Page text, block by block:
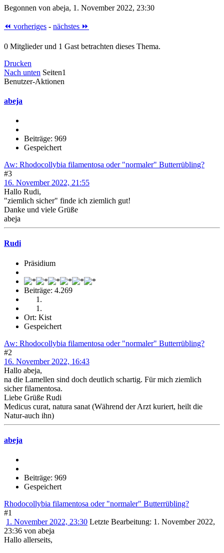
Begonnen von abeja, 1. November 2022, 23:30
⏪ vorheriges - nächstes ⏩
0 Mitglieder und 1 Gast betrachten dieses Thema.
Drucken
Nach unten Seiten1
Benutzer-Aktionen
abeja
Beiträge: 969
Gespeichert
Aw: Rhodocollybia filamentosa oder "normaler" Butterrübling?
#3
16. November 2022, 21:55
Hallo Rudi,
"ziemlich sicher" finde ich ziemlich gut!
Danke und viele Grüße
abeja
Rudi
Präsidium
Beiträge: 4.269
Ort: Kist
Gespeichert
Aw: Rhodocollybia filamentosa oder "normaler" Butterrübling?
#2
16. November 2022, 16:43
Hallo abeja,
na die Lamellen sind doch deutlich schartig. Für mich ziemlich
sicher filamentosa.
Liebe Grüße Rudi
Medicus curat, natura sanat (Während der Arzt kuriert, heilt die
Natur-auch ihn)
abeja
Beiträge: 969
Gespeichert
Rhodocollybia filamentosa oder "normaler" Butterrübling?
#1
1. November 2022, 23:30 Letzte Bearbeitung: 1. November 2022,
23:36 von abeja
Hallo allerseits,